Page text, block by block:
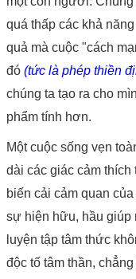
quá thấp các khả
quả mà cuộc "cách
đó (tức là phép thiền
chúng ta tạo ra cho
phẩm tính hơn.
Một cuộc sống vẹn
dài các giác cảm thích
biến cải cảm quan
sự hiện hữu, hầu giúp
luyện tập tâm thức
độc tố tâm thần,